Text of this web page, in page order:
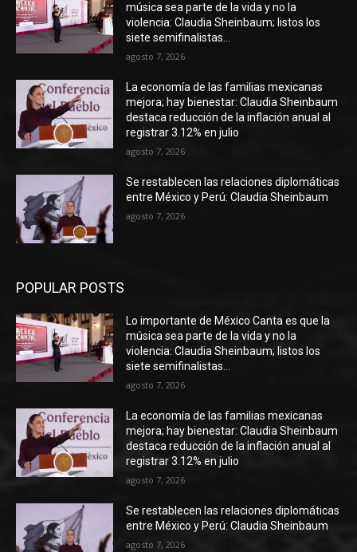
música sea parte de la vida y no la
violencia: Claudia Sheinbaum; listos los
siete semifinalistas...
agosto 7, 2026
La economía de las familias mexicanas
mejora; hay bienestar: Claudia Sheinbaum
destaca reducción de la inflación anual al
registrar 3.12% en julio
agosto 7, 2026
Se restablecen las relaciones diplomáticas
entre México y Perú: Claudia Sheinbaum
agosto 7, 2026
POPULAR POSTS
Lo importante de México Canta es que la
música sea parte de la vida y no la
violencia: Claudia Sheinbaum; listos los
siete semifinalistas...
agosto 7, 2026
La economía de las familias mexicanas
mejora; hay bienestar: Claudia Sheinbaum
destaca reducción de la inflación anual al
registrar 3.12% en julio
agosto 7, 2026
Se restablecen las relaciones diplomáticas
entre México y Perú: Claudia Sheinbaum
agosto 7, 2026